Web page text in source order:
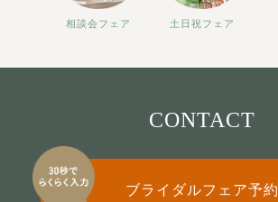
相談会フェア 土日祝フェア
CONTACT
ブライダルフェア予約